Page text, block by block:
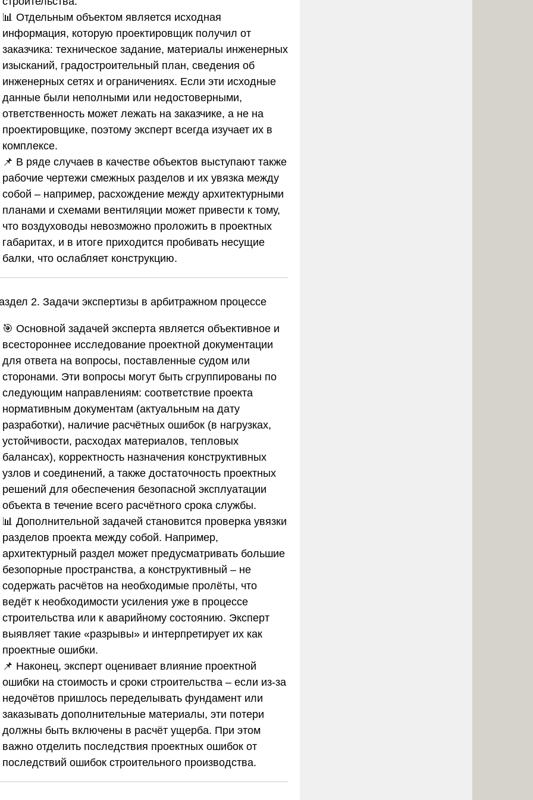
📊 Отдельным объектом является исходная
информация, которую проектировщик получил от
заказчика: техническое задание, материалы инженерных
изысканий, градостроительный план, сведения об
инженерных сетях и ограничениях. Если эти исходные
данные были неполными или недостоверными,
ответственность может лежать на заказчике, а не на
проектировщике, поэтому эксперт всегда изучает их в
комплексе.
📌 В ряде случаев в качестве объектов выступают также
рабочие чертежи смежных разделов и их увязка между
собой – например, расхождение между архитектурными
планами и схемами вентиляции может привести к тому,
что воздуховоды невозможно проложить в проектных
габаритах, и в итоге приходится пробивать несущие
балки, что ослабляет конструкцию.
2. Задачи экспертизы в арбитражном процессе
🎯 Основной задачей эксперта является объективное и
всестороннее исследование проектной документации
для ответа на вопросы, поставленные судом или
сторонами. Эти вопросы могут быть сгруппированы по
следующим направлениям: соответствие проекта
нормативным документам (актуальным на дату
разработки), наличие расчётных ошибок (в нагрузках,
устойчивости, расходах материалов, тепловых
балансах), корректность назначения конструктивных
узлов и соединений, а также достаточность проектных
решений для обеспечения безопасной эксплуатации
объекта в течение всего расчётного срока службы.
📊 Дополнительной задачей становится проверка увязки
разделов проекта между собой. Например,
архитектурный раздел может предусматривать большие
безопорные пространства, а конструктивный – не
содержать расчётов на необходимые пролёты, что
ведёт к необходимости усиления уже в процессе
строительства или к аварийному состоянию. Эксперт
выявляет такие «разрывы» и интерпретирует их как
проектные ошибки.
📌 Наконец, эксперт оценивает влияние проектной
ошибки на стоимость и сроки строительства – если из-за
недочётов пришлось переделывать фундамент или
заказывать дополнительные материалы, эти потери
должны быть включены в расчёт ущерба. При этом
важно отделить последствия проектных ошибок от
последствий ошибок строительного производства.